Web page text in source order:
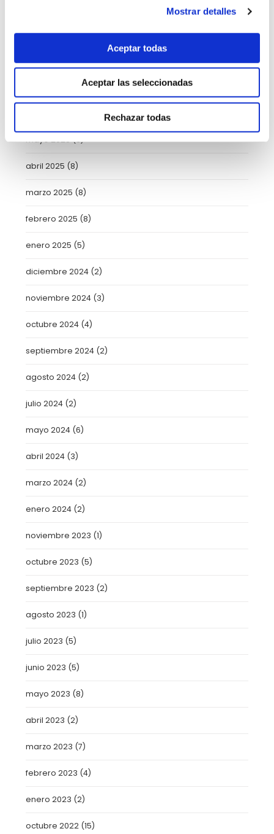
Mostrar detalles
Aceptar todas
Aceptar las seleccionadas
Rechazar todas
septiembre 2025(2)
agosto 2025(2)
mayo 2025(6)
abril 2025 (8)
marzo 2025 (8)
febrero 2025 (8)
enero 2025 (5)
diciembre 2024 (2)
noviembre 2024 (3)
octubre 2024 (4)
septiembre 2024 (2)
agosto 2024 (2)
julio 2024 (2)
mayo 2024 (6)
abril 2024 (3)
marzo 2024 (2)
enero 2024 (2)
noviembre 2023 (1)
octubre 2023 (5)
septiembre 2023 (2)
agosto 2023 (1)
julio 2023 (5)
junio 2023 (5)
mayo 2023 (8)
abril 2023 (2)
marzo 2023 (7)
febrero 2023 (4)
enero 2023 (2)
octubre 2022 (15)